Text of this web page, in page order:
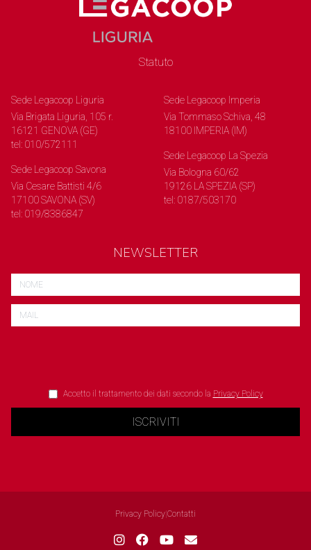
Statuto
Sede Legacoop Liguria
Via Brigata Liguria, 105 r.
16121 GENOVA (GE)
tel: 010/572111
Sede Legacoop Savona
Via Cesare Battisti 4/6
17100 SAVONA (SV)
tel: 019/8386847
Sede Legacoop Imperia
Via Tommaso Schiva, 48
18100 IMPERIA (IM)
Sede Legacoop La Spezia
Via Bologna 60/62
19126 LA SPEZIA (SP)
tel: 0187/503170
NEWSLETTER
Accetto il trattamento dei dati secondo la Privacy Policy
ISCRIVITI
Privacy Policy Contatti